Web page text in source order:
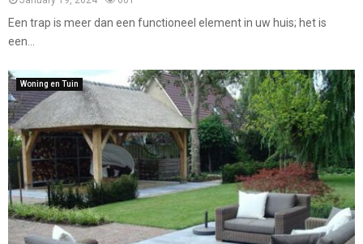
Een trap is meer dan een functioneel element in uw huis; het is
een...
Woning en Tuin